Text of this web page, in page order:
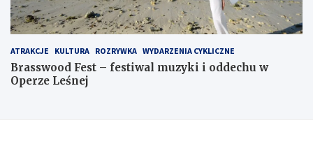
ATRAKCJE KULTURA ROZRYWKA WYDARZENIA CYKLICZNE
Brasswood Fest – festiwal muzyki i oddechu w
Operze Leśnej